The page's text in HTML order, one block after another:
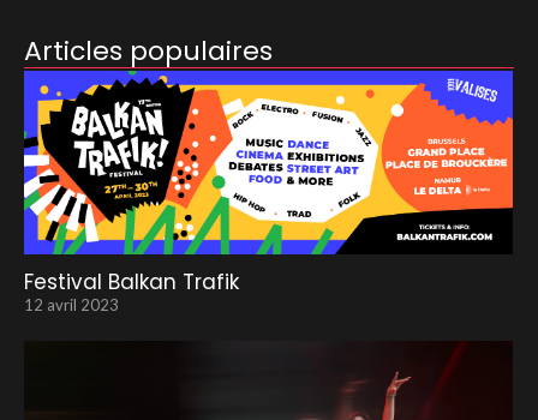
Articles populaires
Festival Balkan Trafik
12 avril 2023